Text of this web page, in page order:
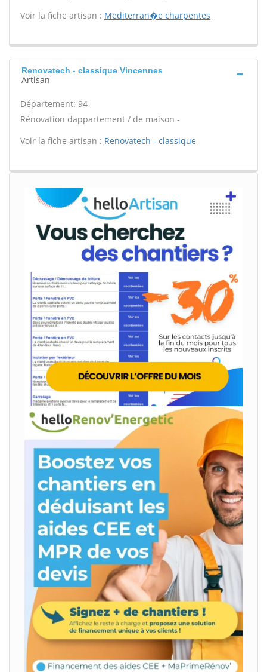
Voir la fiche artisan : Mediterran�e charpentes
Renovatech - classique Vincennes
Artisan
Département: 94
Rénovation dappartement / de maison -
Voir la fiche artisan : Renovatech - classique